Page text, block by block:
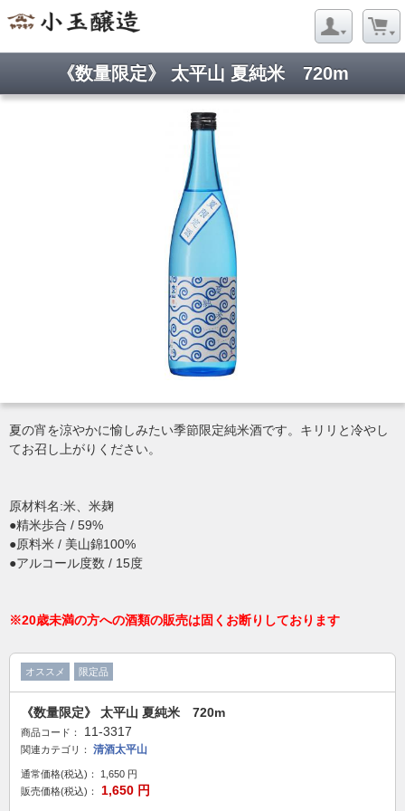
《数量限定》 太平山 夏純米 720m
夏の宵を涼やかに愉しみたい季節限定純米酒です。キリリと冷やし
てお召し上がりください。
原材料名:米、米麹
●精米歩合 / 59%
●原料米 / 美山錦100%
●アルコール度数 / 15度
※20歳未満の方への酒類の販売は固くお断りしております
オススメ 限定品
《数量限定》 太平山 夏純米 720m
商品コード： 11-3317
関連カテゴリ： 清酒太平山
通常価格(税込)： 1,650 円
販売価格(税込)：
1,650 円